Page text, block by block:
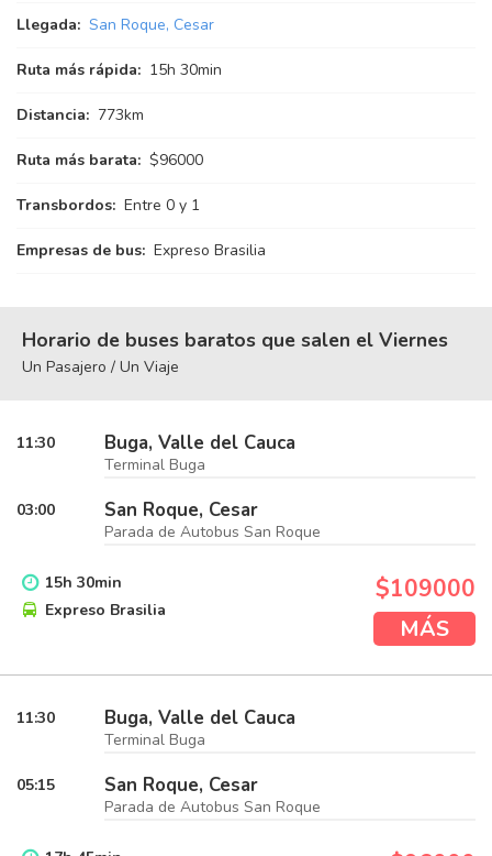
Llegada: San Roque, Cesar
Ruta más rápida: 15h 30min
Distancia: 773km
Ruta más barata: $96000
Transbordos: Entre 0 y 1
Empresas de bus: Expreso Brasilia
Horario de buses baratos que salen el Viernes
Un Pasajero / Un Viaje
11:30 Buga, Valle del Cauca
Terminal Buga
03:00 San Roque, Cesar
Parada de Autobus San Roque
15h 30min
Expreso Brasilia
$109000
MÁS
11:30 Buga, Valle del Cauca
Terminal Buga
05:15 San Roque, Cesar
Parada de Autobus San Roque